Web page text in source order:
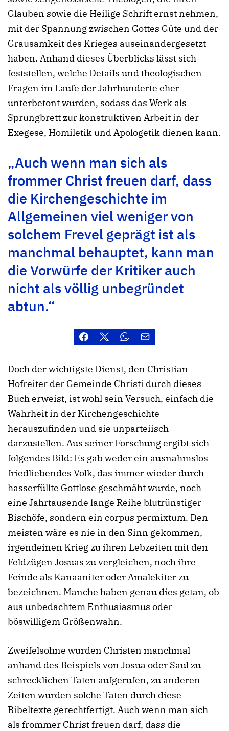
Glauben sowie die Heilige Schrift ernst nehmen,
mit der Spannung zwischen Gottes Güte und der
Grausamkeit des Krieges auseinandergesetzt
haben. Anhand dieses Überblicks lässt sich
feststellen, welche Details und theologischen
Fragen im Laufe der Jahrhunderte eher
unterbetont wurden, sodass das Werk als
Sprungbrett zur konstruktiven Arbeit in der
Exegese, Homiletik und Apologetik dienen kann.
„Auch wenn man sich als
frommer Christ freuen darf, dass
die Kirchengeschichte im
Allgemeinen viel weniger von
solchem Frevel geprägt ist als
manchmal behauptet, kann man
die Vorwürfe der Kritiker auch
nicht als völlig unbegründet
abtun.“
Doch der wichtigste Dienst, den Christian
Hofreiter der Gemeinde Christi durch dieses
Buch erweist, ist wohl sein Versuch, einfach die
Wahrheit in der Kirchengeschichte
herauszufinden und sie unparteiisch
darzustellen. Aus seiner Forschung ergibt sich
folgendes Bild: Es gab weder ein ausnahmslos
friedliebendes Volk, das immer wieder durch
hasserfüllte Gottlose geschmäht wurde, noch
eine Jahrtausende lange Reihe blutrünstiger
Bischöfe, sondern ein corpus permixtum. Den
meisten wäre es nie in den Sinn gekommen,
irgendeinen Krieg zu ihren Lebzeiten mit den
Feldzügen Josuas zu vergleichen, noch ihre
Feinde als Kanaaniter oder Amalekiter zu
bezeichnen. Manche haben genau dies getan, ob
aus unbedachtem Enthusiasmus oder
böswilligem Größenwahn.
Zweifelsohne wurden Christen manchmal
anhand des Beispiels von Josua oder Saul zu
schrecklichen Taten aufgerufen, zu anderen
Zeiten wurden solche Taten durch diese
Bibeltexte gerechtfertigt. Auch wenn man sich
als frommer Christ freuen darf, dass die